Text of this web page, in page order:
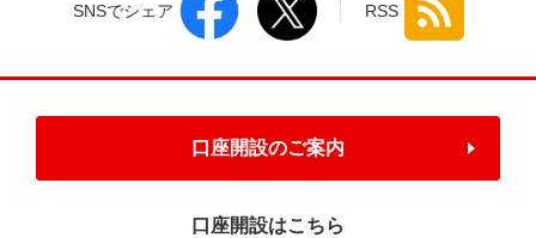
SNSでシェア RSS
口座開設のご案内
口座開設はこちら